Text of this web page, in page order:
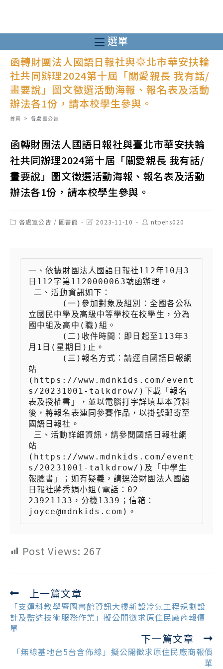
至
主
內
選單
函轉財團法人國語日報社與臺北市華安扶輪
社共同辦理2024第十屆「關愛親長 我有話/
畫要說」圖文徵選活動海報、報名表及活動
辦法各1份，請本校學生參與。
首頁 > 各處室公告
函轉財團法人國語日報社與臺北市華安扶輪
社共同辦理2024第十屆「關愛親長 我有話/
畫要說」圖文徵選活動海報、報名表及活動
辦法各1份，請本校學生參與。
Post各處室公告 / 圖書館
Post2023-11-10
Post
author:
ntpehs020
一、依據財團法人國語日報社112年10月3
日112字第1120000063號函辦理。
立國民中學及高級中等學校在校學生，分為
國中組及高中(職)組。
月1日(星期日)止。
站
(https://www.mdnkids.com/event
s/20231001-talkdrow/)下載「報名
表及授權書」，並以電腦打字詳填基本資料
後，將報名表連同參賽作品，以掛號郵寄至
國語日報社。
站
(https://www.mdnkids.com/event
s/20231001-talkdrow/)及「中學生
報臉書」；如有疑義，請逕洽財團法人國語
日報社蔣秀娟小姐(電話：02-
23921133，分機1339；信箱：
joyce@mdnkids.com)。
Post Views: 267
Read
more
articles
上一篇文章
「支運科教學暨圖書館資訊大樓新設冷氣工程規劃設
計及監造技術服務作業」擬公開徵求原住民廠商報價
單
下一篇文章
「無線基地台5台含佈線」擬公開徵求原住民廠商報價
單